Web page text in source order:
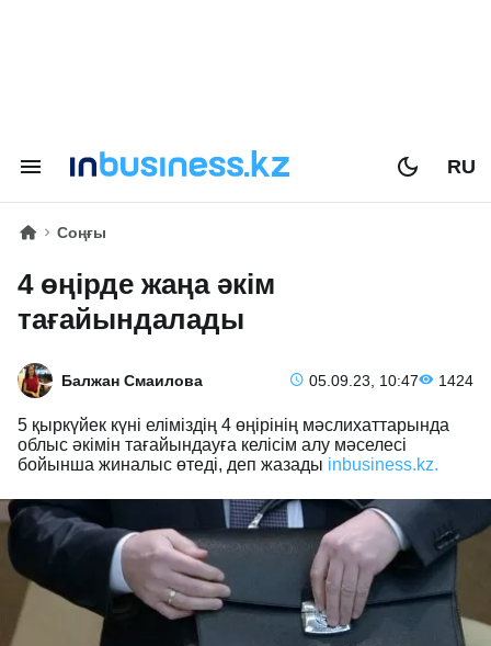
RU
Соңғы
4 өңірде жаңа әкім
тағайындалады
Балжан Смаилова 05.09.23, 10:47 1424
5 қыркүйек күні еліміздің 4 өңірінің мәслихаттарында
облыс әкімін тағайындауға келісім алу мәселесі
бойынша жиналыс өтеді, деп жазады inbusiness.kz.